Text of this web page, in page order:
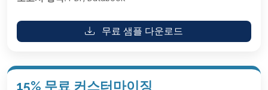
무료 샘플 다운로드
15% 무료 커스터마이징